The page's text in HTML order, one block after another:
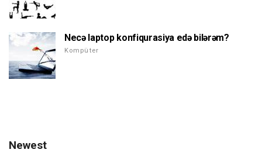
Necə laptop konfiqurasiya edə bilərəm?
Kompüter
Newest